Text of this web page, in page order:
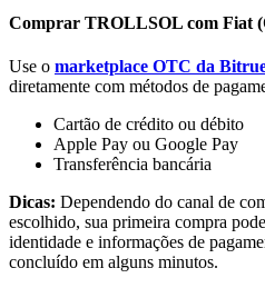
Parceiros Bitrue
Afiliados Bitrue
Comprar TROLLSOL com Fiat
Use o marketplace OTC da
diretamente com métodos de
Cartão de crédito ou débito
Apple Pay ou Google Pay
Transferência bancária
Dicas: Dependendo do canal de
escolhido, sua primeira compra
identidade e informações de
concluído em alguns minutos.